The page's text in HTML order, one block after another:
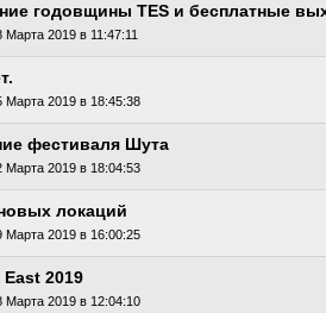
годовщины TES и бесплатные
Марта 2019 в 11:47:11
Марта 2019 в 18:45:38
фестиваля Шута
Марта 2019 в 18:04:53
локаций
Марта 2019 в 16:00:25
East 2019
Марта 2019 в 12:04:10